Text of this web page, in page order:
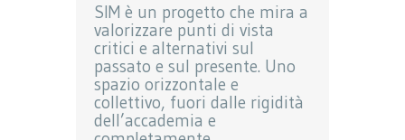
SIM è un progetto che mira a
valorizzare punti di vista
critici e alternativi sul
passato e sul presente. Uno
spazio orizzontale e
collettivo, fuori dalle rigidità
dell’accademia e